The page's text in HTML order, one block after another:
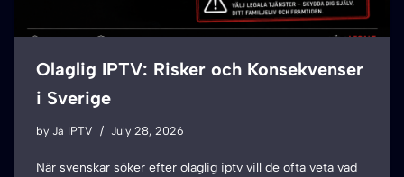
Olaglig IPTV: Risker och Konsekvenser
i Sverige
by Ja IPTV July 28, 2026
När svenskar söker efter olaglig iptv vill de ofta veta vad